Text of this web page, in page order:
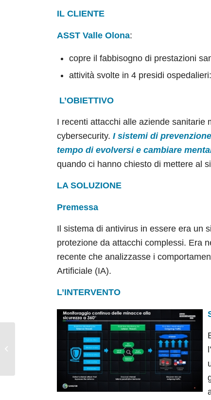
IL CLIENTE
ASST Valle Olona:
copre il fabbisogno di prestazioni
attività svolte in 4 presidi
L’OBIETTIVO
I recenti attacchi alle aziende sanitarie
cybersecurity.I sistemi di
tempo di evolversi e cambiare
quando ci hanno chiesto di mettere al
LA SOLUZIONE
Premessa
Il sistema di antivirus in essere era un
protezione da attacchi complessi. Era
recente che analizzasse i
Artificiale (IA).
L’INTERVENTO
Imprese Alto Milanese